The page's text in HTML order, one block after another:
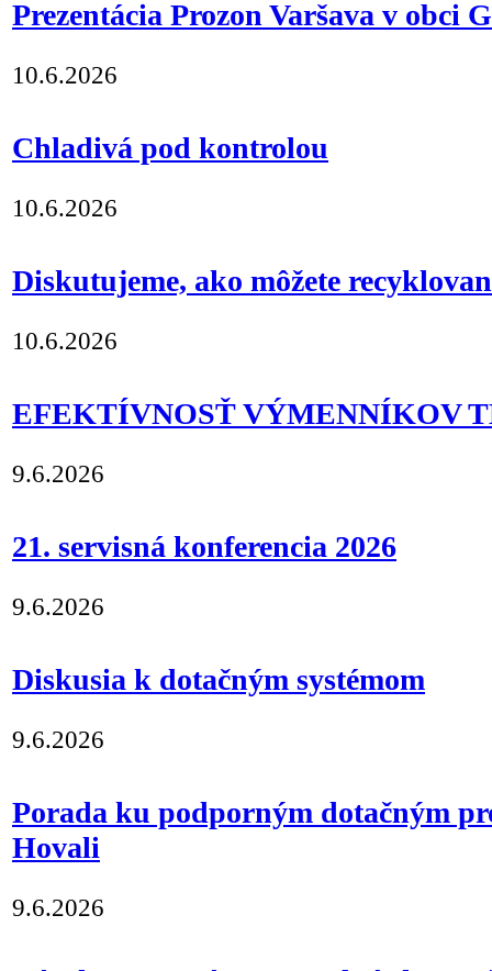
Prezentácia Prozon Varšava v obci
10.6.2026
Chladivá pod kontrolou
10.6.2026
Diskutujeme, ako môžete
10.6.2026
EFEKTÍVNOSŤ VÝMENNÍKOV
9.6.2026
21. servisná konferencia 2026
9.6.2026
Diskusia k dotačným systémom
9.6.2026
Porada ku podporným dotačným
Hovali
9.6.2026